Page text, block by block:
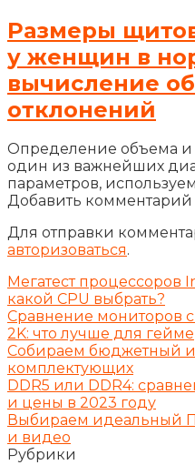
Размеры
у женщин в
вычисление
отклонений
Определение объема
один из важнейших
параметров,
Добавить комментарий
Для отправки
авторизоваться.
Мегатест процессоров
какой CPU выбрать?
Сравнение мониторов
2K: что лучше для
Собираем бюджетный
комплектующих
DDR5 или DDR4:
и цены в 2023 году
Выбираем идеальный
и видео
Рубрики